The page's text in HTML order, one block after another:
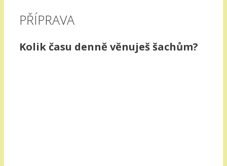
PŘÍPRAVA
Kolik času denně věnuješ šachům?